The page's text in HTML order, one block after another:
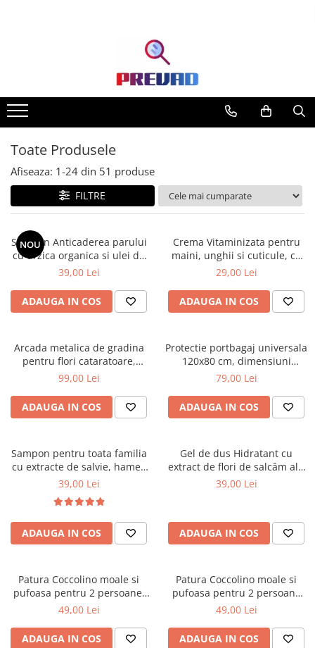
Toate Produsele
Afiseaza: 1-24 din 51 produse
FILTRE
NOU
Sampon Anticaderea parului
cu urzica organica si ulei de
ricin Cosmeplant, 1000 ml
39,00 Lei
ADAUGA IN COS
Crema Vitaminizata pentru
maini, unghii si cuticule, cu
extracte de fructe de padure
29,00 Lei
ADAUGA IN COS
Arcada metalica de gradina
pentru flori cataratoare,
240x140x38 cm
99,00 Lei
ADAUGA IN COS
Protectie portbagaj universala
120x80 cm, dimensiuni
ajustabile, negru
79,00 Lei
ADAUGA IN COS
Sampon pentru toata familia
cu extracte de salvie, hamei,
nuca, romanita, lavanda,
Cosmeplant, 1000 ml
39,00 Lei
ADAUGA IN COS
Gel de dus Hidratant cu
extract de flori de salcâm alb
organic Cosmeplant, 1000 ml
39,00 Lei
ADAUGA IN COS
Patura Coccolino moale si
pufoasa pentru 2 persoane,
200X230 cm, Verde
49,00 Lei
ADAUGA IN COS
Patura Coccolino moale si
pufoasa pentru 2 persoane
200X230 cm Bej
49,00 Lei
ADAUGA IN COS